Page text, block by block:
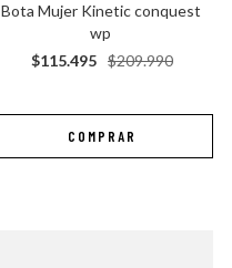
Bota Mujer Kinetic conquest
wp
$209.990
$115.495